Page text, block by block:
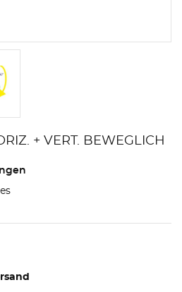
+ VERT. BEWEGLICH